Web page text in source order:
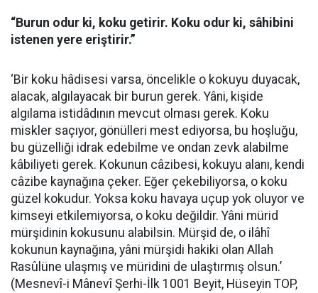
“Burun odur ki, koku getirir. Koku odur ki, sâhibini
istenen yere eriştirir.”
‘Bir koku hâdisesi varsa, öncelikle o kokuyu duyacak,
alacak, algılayacak bir burun gerek. Yâni, kişide
algılama istidâdının mevcut olması gerek. Koku
miskler saçıyor, gönülleri mest ediyorsa, bu hoşluğu,
bu güzelliği idrak edebilme ve ondan zevk alabilme
kâbiliyeti gerek. Kokunun câzibesi, kokuyu alanı, kendi
câzibe kaynağına çeker. Eğer çekebiliyorsa, o koku
güzel kokudur. Yoksa koku havaya uçup yok oluyor ve
kimseyi etkilemiyorsa, o koku değildir. Yâni mürid
mürşidinin kokusunu alabilsin. Mürşid de, o ilâhî
kokunun kaynağına, yâni mürşidi hakiki olan Allah
Rasûlüne ulaşmış ve müridini de ulaştırmış olsun.’
(Mesnevî-i Mânevî Şerhi-İlk 1001 Beyit, Hüseyin TOP,